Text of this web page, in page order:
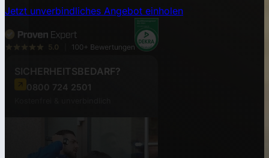
Jetzt unverbindliches Angebot einholen
SICHERHEITSBEDARF?
0800 724 2501